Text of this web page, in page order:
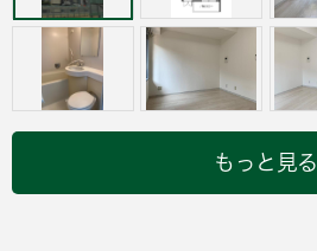
もっと見る